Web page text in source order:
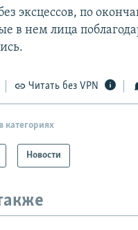
эксцессов, по
в нем лица
Читать без VPN
категориях
Новости